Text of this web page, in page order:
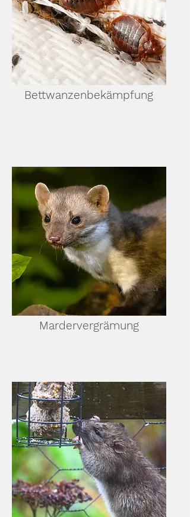
Bettwanzenbekämpfung
Mardervergrämung